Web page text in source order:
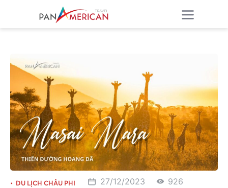
DU LỊCH CHÂU PHI 27/12/2023 926